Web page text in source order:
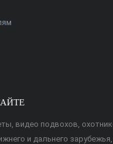
видео подвохов,
и дальнего